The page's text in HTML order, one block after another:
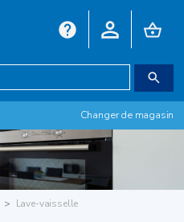
Changer de magasin
Lave-vaisselle